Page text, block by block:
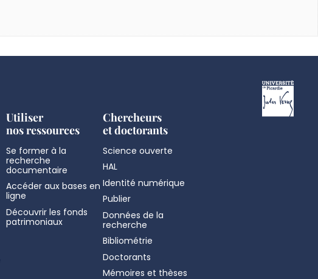
Utiliser
nos ressources
Se former à la
recherche
documentaire
Accéder aux bases en
ligne
Découvrir les fonds
patrimoniaux
Chercheurs
et doctorants
Science ouverte
HAL
Identité numérique
Publier
Données de la
recherche
Bibliométrie
Doctorants
Mémoires et thèses